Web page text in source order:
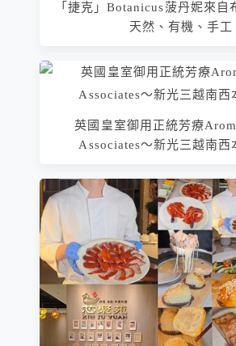
「捷克」Botanicus菠丹妮來自
天然、有機、手工
英國皇室御用正統芳療
Associates～新光三越南西